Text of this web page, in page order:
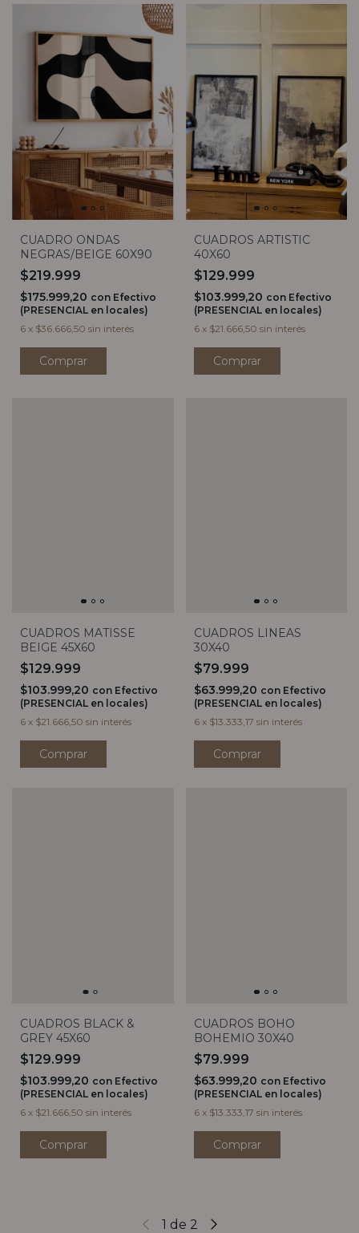
CUADRO ONDAS
NEGRAS/BEIGE 60X90
$219.999
$175.999,20 con Efectivo
(PRESENCIAL en locales)
6 x $36.666,50 sin interés
CUADROS ARTISTIC
40X60
$129.999
$103.999,20 con Efectivo
(PRESENCIAL en locales)
6 x $21.666,50 sin interés
Comprar
CUADROS MATISSE
BEIGE 45X60
$129.999
$103.999,20 con Efectivo
(PRESENCIAL en locales)
6 x $21.666,50 sin interés
Comprar
CUADROS LINEAS
30X40
$79.999
$63.999,20 con Efectivo
(PRESENCIAL en locales)
6 x $13.333,17 sin interés
Comprar
CUADROS BLACK &
GREY 45X60
$129.999
$103.999,20 con Efectivo
(PRESENCIAL en locales)
6 x $21.666,50 sin interés
Comprar
CUADROS BOHO
BOHEMIO 30X40
$79.999
$63.999,20 con Efectivo
(PRESENCIAL en locales)
6 x $13.333,17 sin interés
Comprar
1 de 2